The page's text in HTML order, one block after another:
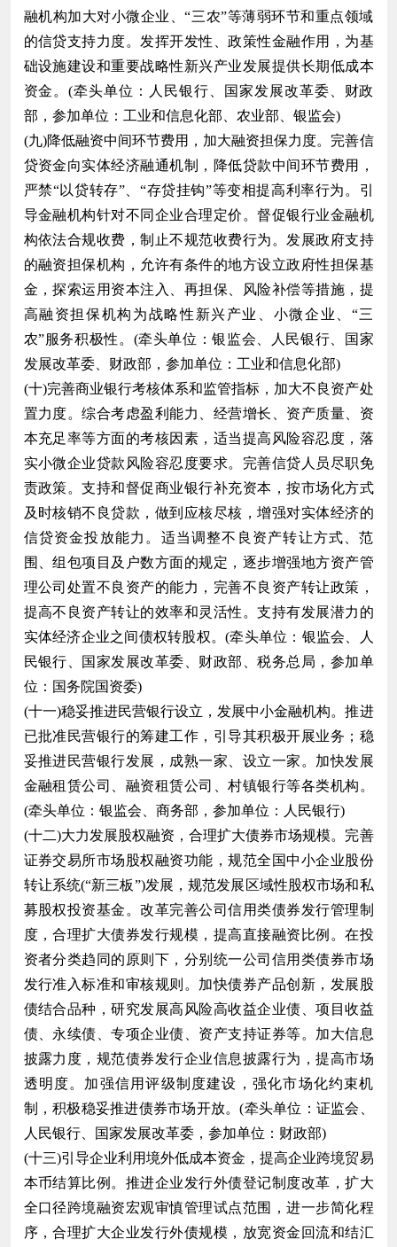
融机构加大对小微企业、“三农”等薄弱环节和重点领域
的信贷支持力度。发挥开发性、政策性金融作用，为基
础设施建设和重要战略性新兴产业发展提供长期低成本
资金。(牵头单位：人民银行、国家发展改革委、财政
部，参加单位：工业和信息化部、农业部、银监会)
(九)降低融资中间环节费用，加大融资担保力度。完善信
贷资金向实体经济融通机制，降低贷款中间环节费用，
严禁“以贷转存”、“存贷挂钩”等变相提高利率行为。引
导金融机构针对不同企业合理定价。督促银行业金融机
构依法合规收费，制止不规范收费行为。发展政府支持
的融资担保机构，允许有条件的地方设立政府性担保基
金，探索运用资本注入、再担保、风险补偿等措施，提
高融资担保机构为战略性新兴产业、小微企业、“三
农”服务积极性。(牵头单位：银监会、人民银行、国家
发展改革委、财政部，参加单位：工业和信息化部)
(十)完善商业银行考核体系和监管指标，加大不良资产处
置力度。综合考虑盈利能力、经营增长、资产质量、资
本充足率等方面的考核因素，适当提高风险容忍度，落
实小微企业贷款风险容忍度要求。完善信贷人员尽职免
责政策。支持和督促商业银行补充资本，按市场化方式
及时核销不良贷款，做到应核尽核，增强对实体经济的
信贷资金投放能力。适当调整不良资产转让方式、范
围、组包项目及户数方面的规定，逐步增强地方资产管
理公司处置不良资产的能力，完善不良资产转让政策，
提高不良资产转让的效率和灵活性。支持有发展潜力的
实体经济企业之间债权转股权。(牵头单位：银监会、人
民银行、国家发展改革委、财政部、税务总局，参加单
位：国务院国资委)
(十一)稳妥推进民营银行设立，发展中小金融机构。推进
已批准民营银行的筹建工作，引导其积极开展业务；稳
妥推进民营银行发展，成熟一家、设立一家。加快发展
金融租赁公司、融资租赁公司、村镇银行等各类机构。
(牵头单位：银监会、商务部，参加单位：人民银行)
(十二)大力发展股权融资，合理扩大债券市场规模。完善
证券交易所市场股权融资功能，规范全国中小企业股份
转让系统(“新三板”)发展，规范发展区域性股权市场和私
募股权投资基金。改革完善公司信用类债券发行管理制
度，合理扩大债券发行规模，提高直接融资比例。在投
资者分类趋同的原则下，分别统一公司信用类债券市场
发行准入标准和审核规则。加快债券产品创新，发展股
债结合品种，研究发展高风险高收益企业债、项目收益
债、永续债、专项企业债、资产支持证券等。加大信息
披露力度，规范债券发行企业信息披露行为，提高市场
透明度。加强信用评级制度建设，强化市场化约束机
制，积极稳妥推进债券市场开放。(牵头单位：证监会、
人民银行、国家发展改革委，参加单位：财政部)
(十三)引导企业利用境外低成本资金，提高企业跨境贸易
本币结算比例。推进企业发行外债登记制度改革，扩大
全口径跨境融资宏观审慎管理试点范围，进一步简化程
序，合理扩大企业发行外债规模，放宽资金回流和结汇